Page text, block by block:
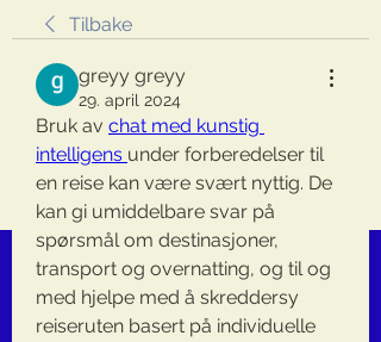
Tilbake
greyy greyy
29. april 2024
Bruk av chat med kunstig
intelligens under forberedelser til
en reise kan være svært nyttig. De
kan gi umiddelbare svar på
spørsmål om destinasjoner,
transport og overnatting, og til og
med hjelpe med å skreddersy
reiseruten basert på individuelle